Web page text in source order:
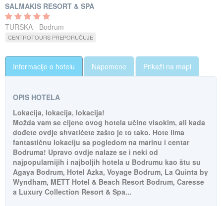
SALMAKIS RESORT & SPA
TURSKA - Bodrum
CENTROTOURS PREPORUČUJE
Informacije o hotelu Napomene Prikaži na mapi
OPIS HOTELA
Lokacija, lokacija, lokacija!
Možda vam se cijene ovog hotela učine visokim, ali kada
dođete ovdje shvatićete zašto je to tako. Hote lima
fantastičnu lokaciju sa pogledom na marinu i centar
Bodruma! Upravo ovdje nalaze se i neki od
najpopularnijih i najboljih hotela u Bodrumu kao štu su
Agaya Bodrum, Hotel Azka, Voyage Bodrum, La Quinta by
Wyndham, METT Hotel & Beach Resort Bodrum, Caresse
a Luxury Collection Resort & Spa...